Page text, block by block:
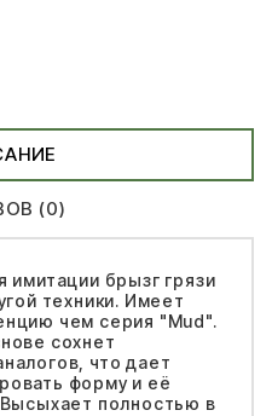
(0)
брызг грязи
техники. Имеет
чем серия "Mud".
сохнет
что дает
форму и её
полностью в